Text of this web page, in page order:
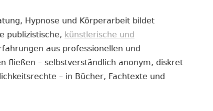
Hypnose und Körperarbeit bildet
publizistische, künstlerische und
aus professionellen und
fließen – selbstverständlich anonym, diskret
– in Bücher, Fachtexte und